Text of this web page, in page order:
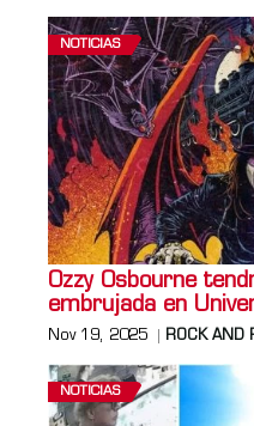
NOTICIAS
Ozzy Osbourne
embrujada en
Nov 19, 2025 ROCK AND
NOTICIAS